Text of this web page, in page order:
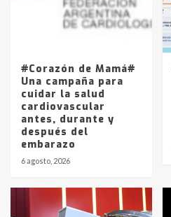
Los precios de
La Pampa,
entre 857 a
#Corazón de Mamá#
Una campaña para
cuidar la salud
cardiovascular
antes, durante y
después del
embarazo
6 agosto, 2026